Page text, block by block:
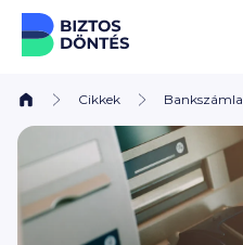
Ugrás a tartalomhoz
Cikkek Bankszámla